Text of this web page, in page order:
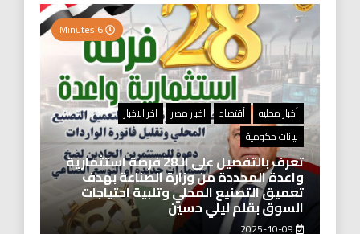
أخبار محليه أقتصاد اخبار مصر
اخر الاخبار
بيانات حكومية
تعرف بالتفصيل على الـ28 فرصة استثمارية
واعدة المحددة من وزارة الصناعة بهدف
تعميق التصنيع المحلي وتلبية احتياجات
السوق بقلم ليلي حسين